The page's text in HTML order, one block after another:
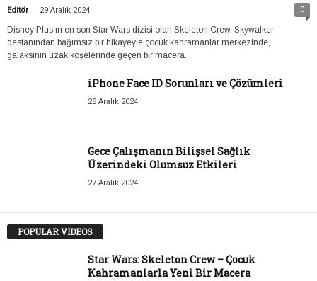
Editör - 29 Aralık 2024 0
Disney Plus’ın en son Star Wars dizisi olan Skeleton Crew, Skywalker
destanından bağımsız bir hikayeyle çocuk kahramanlar merkezinde,
galaksinin uzak köşelerinde geçen bir macera...
iPhone Face ID Sorunları ve Çözümleri
28 Aralık 2024
Gece Çalışmanın Bilişsel Sağlık
Üzerindeki Olumsuz Etkileri
27 Aralık 2024
POPULAR VIDEOS
Star Wars: Skeleton Crew – Çocuk
Kahramanlarla Yeni Bir Macera